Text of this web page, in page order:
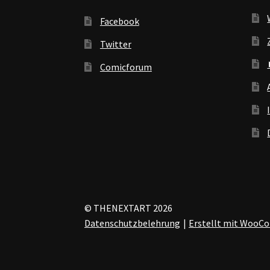
Facebook
Twitter
Comicforum
© THENEXTART 2026
Datenschutzbelehrung
Erstellt mit